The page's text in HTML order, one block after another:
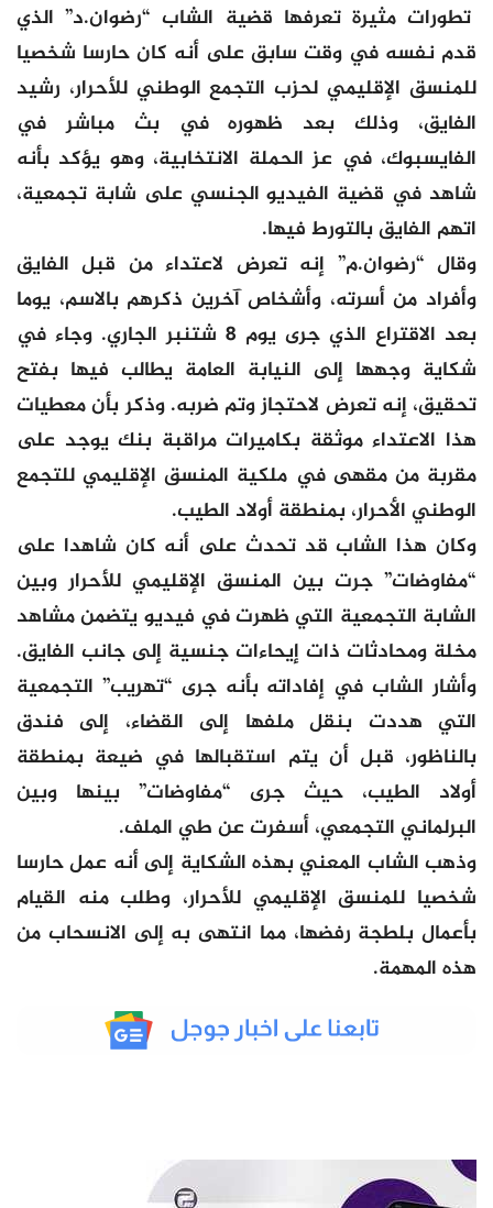
تطورات مثيرة تعرفها قضية الشاب “رضوان.د” الذي
قدم نفسه في وقت سابق على أنه كان حارسا شخصيا
للمنسق الإقليمي لحزب التجمع الوطني للأحرار، رشيد
الفايق، وذلك بعد ظهوره في بث مباشر في
الفايسبوك، في عز الحملة الانتخابية، وهو يؤكد بأنه
شاهد في قضية الفيديو الجنسي على شابة تجمعية،
اتهم الفايق بالتورط فيها.
وقال “رضوان.م” إنه تعرض لاعتداء من قبل الفايق
وأفراد من أسرته، وأشخاص آخرين ذكرهم بالاسم، يوما
بعد الاقتراع الذي جرى يوم 8 شتنبر الجاري. وجاء في
شكاية وجهها إلى النيابة العامة يطالب فيها بفتح
تحقيق، إنه تعرض لاحتجاز وتم ضربه. وذكر بأن معطيات
هذا الاعتداء موثقة بكاميرات مراقبة بنك يوجد على
مقربة من مقهى في ملكية المنسق الإقليمي للتجمع
الوطني الأحرار، بمنطقة أولاد الطيب.
وكان هذا الشاب قد تحدث على أنه كان شاهدا على
“مفاوضات” جرت بين المنسق الإقليمي للأحرار وبين
الشابة التجمعية التي ظهرت في فيديو يتضمن مشاهد
مخلة ومحادثات ذات إيحاءات جنسية إلى جانب الفايق.
وأشار الشاب في إفاداته بأنه جرى “تهريب” التجمعية
التي هددت بنقل ملفها إلى القضاء، إلى فندق
بالناظور، قبل أن يتم استقبالها في ضيعة بمنطقة
أولاد الطيب، حيث جرى “مفاوضات” بينها وبين
البرلماني التجمعي، أسفرت عن طي الملف.
وذهب الشاب المعني بهذه الشكاية إلى أنه عمل حارسا
شخصيا للمنسق الإقليمي للأحرار، وطلب منه القيام
بأعمال بلطجة رفضها، مما انتهى به إلى الانسحاب من
هذه المهمة.